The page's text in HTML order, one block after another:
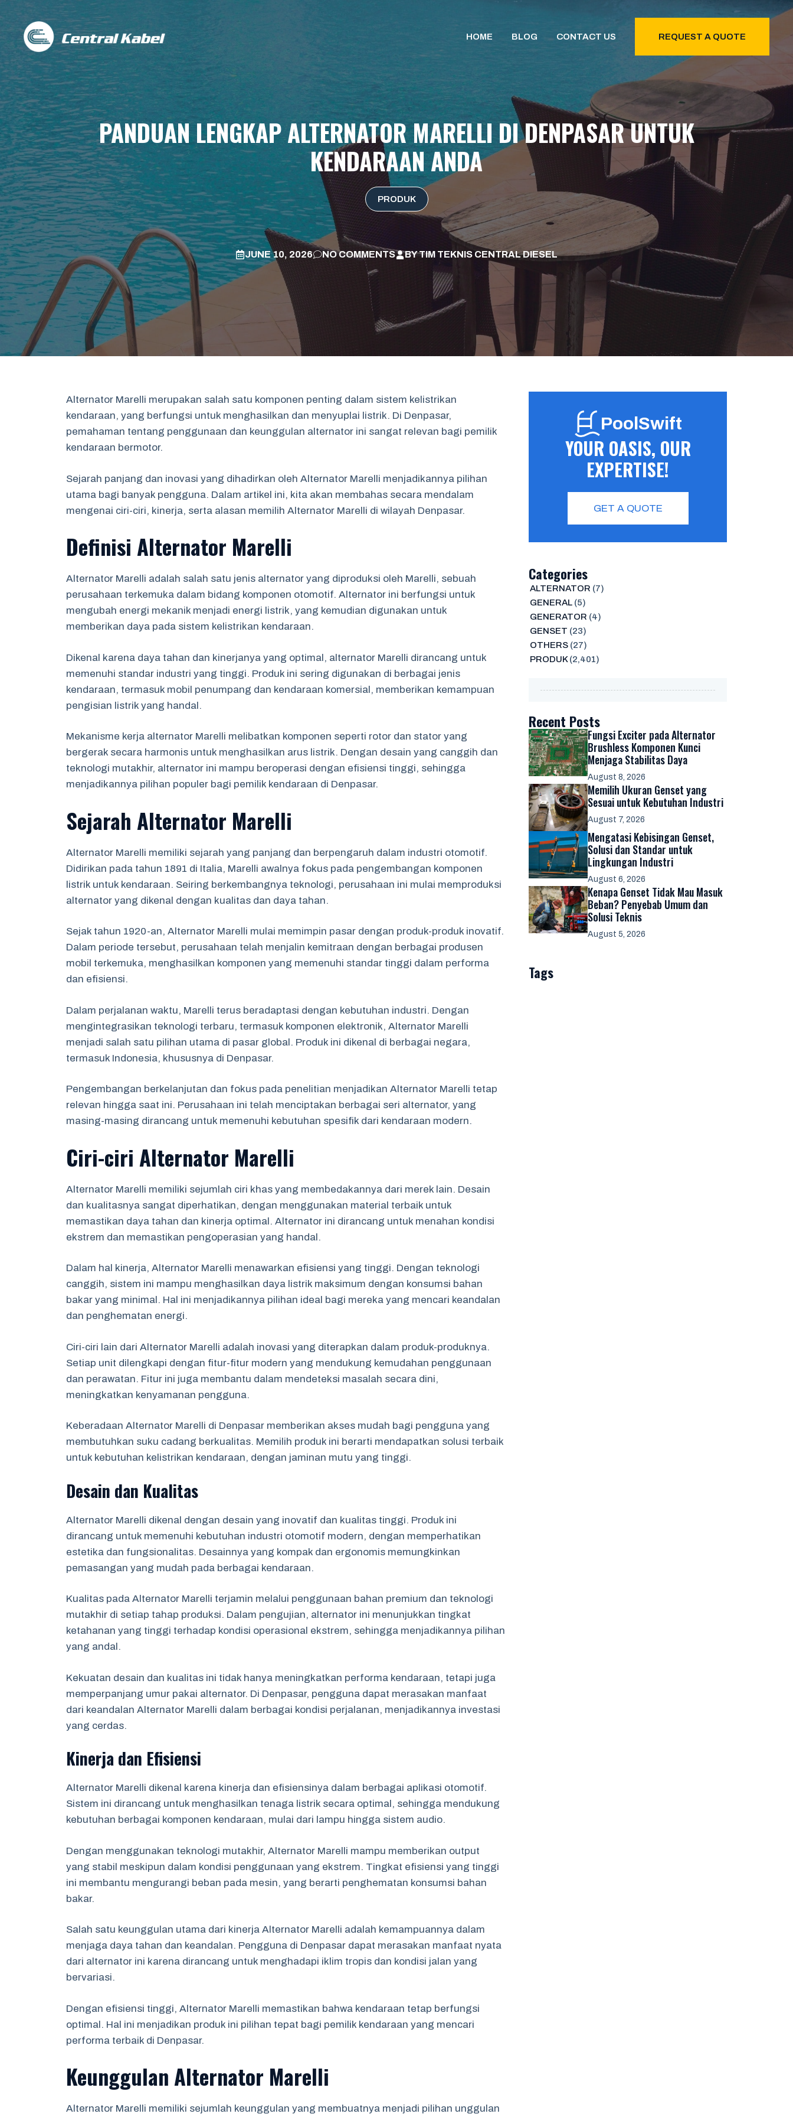
to
content
HOME BLOG CONTACT US REQUEST A QUOTE
PANDUAN LENGKAP ALTERNATOR MARELLI DI DENPASAR UNTUK
KENDARAAN ANDA
PRODUK
JUNE 10, 2026 NO COMMENTS BYTIM TEKNIS CENTRAL DIESEL
Alternator Marelli merupakan salah satu komponen penting dalam sistem kelistrikan
kendaraan, yang berfungsi untuk menghasilkan dan menyuplai listrik. Di Denpasar,
pemahaman tentang penggunaan dan keunggulan alternator ini sangat relevan bagi pemilik
kendaraan bermotor.
Sejarah panjang dan inovasi yang dihadirkan oleh Alternator Marelli menjadikannya pilihan
utama bagi banyak pengguna. Dalam artikel ini, kita akan membahas secara mendalam
mengenai ciri-ciri, kinerja, serta alasan memilih Alternator Marelli di wilayah Denpasar.
Definisi Alternator Marelli
Alternator Marelli adalah salah satu jenis alternator yang diproduksi oleh Marelli, sebuah
perusahaan terkemuka dalam bidang komponen otomotif. Alternator ini berfungsi untuk
mengubah energi mekanik menjadi energi listrik, yang kemudian digunakan untuk
memberikan daya pada sistem kelistrikan kendaraan.
Dikenal karena daya tahan dan kinerjanya yang optimal, alternator Marelli dirancang untuk
memenuhi standar industri yang tinggi. Produk ini sering digunakan di berbagai jenis
kendaraan, termasuk mobil penumpang dan kendaraan komersial, memberikan kemampuan
pengisian listrik yang handal.
Mekanisme kerja alternator Marelli melibatkan komponen seperti rotor dan stator yang
bergerak secara harmonis untuk menghasilkan arus listrik. Dengan desain yang canggih dan
teknologi mutakhir, alternator ini mampu beroperasi dengan efisiensi tinggi, sehingga
menjadikannya pilihan populer bagi pemilik kendaraan di Denpasar.
Sejarah Alternator Marelli
Alternator Marelli memiliki sejarah yang panjang dan berpengaruh dalam industri otomotif.
Didirikan pada tahun 1891 di Italia, Marelli awalnya fokus pada pengembangan komponen
listrik untuk kendaraan. Seiring berkembangnya teknologi, perusahaan ini mulai memproduksi
alternator yang dikenal dengan kualitas dan daya tahan.
Sejak tahun 1920-an, Alternator Marelli mulai memimpin pasar dengan produk-produk inovatif.
Dalam periode tersebut, perusahaan telah menjalin kemitraan dengan berbagai produsen
mobil terkemuka, menghasilkan komponen yang memenuhi standar tinggi dalam performa
dan efisiensi.
Dalam perjalanan waktu, Marelli terus beradaptasi dengan kebutuhan industri. Dengan
mengintegrasikan teknologi terbaru, termasuk komponen elektronik, Alternator Marelli
menjadi salah satu pilihan utama di pasar global. Produk ini dikenal di berbagai negara,
termasuk Indonesia, khususnya di Denpasar.
Pengembangan berkelanjutan dan fokus pada penelitian menjadikan Alternator Marelli tetap
relevan hingga saat ini. Perusahaan ini telah menciptakan berbagai seri alternator, yang
masing-masing dirancang untuk memenuhi kebutuhan spesifik dari kendaraan modern.
Ciri-ciri Alternator Marelli
Alternator Marelli memiliki sejumlah ciri khas yang membedakannya dari merek lain. Desain
dan kualitasnya sangat diperhatikan, dengan menggunakan material terbaik untuk
memastikan daya tahan dan kinerja optimal. Alternator ini dirancang untuk menahan kondisi
ekstrem dan memastikan pengoperasian yang handal.
Dalam hal kinerja, Alternator Marelli menawarkan efisiensi yang tinggi. Dengan teknologi
canggih, sistem ini mampu menghasilkan daya listrik maksimum dengan konsumsi bahan
bakar yang minimal. Hal ini menjadikannya pilihan ideal bagi mereka yang mencari keandalan
dan penghematan energi.
Ciri-ciri lain dari Alternator Marelli adalah inovasi yang diterapkan dalam produk-produknya.
Setiap unit dilengkapi dengan fitur-fitur modern yang mendukung kemudahan penggunaan
dan perawatan. Fitur ini juga membantu dalam mendeteksi masalah secara dini,
meningkatkan kenyamanan pengguna.
Keberadaan Alternator Marelli di Denpasar memberikan akses mudah bagi pengguna yang
membutuhkan suku cadang berkualitas. Memilih produk ini berarti mendapatkan solusi terbaik
untuk kebutuhan kelistrikan kendaraan, dengan jaminan mutu yang tinggi.
Desain dan Kualitas
Alternator Marelli dikenal dengan desain yang inovatif dan kualitas tinggi. Produk ini
dirancang untuk memenuhi kebutuhan industri otomotif modern, dengan memperhatikan
estetika dan fungsionalitas. Desainnya yang kompak dan ergonomis memungkinkan
pemasangan yang mudah pada berbagai kendaraan.
Kualitas pada Alternator Marelli terjamin melalui penggunaan bahan premium dan teknologi
mutakhir di setiap tahap produksi. Dalam pengujian, alternator ini menunjukkan tingkat
ketahanan yang tinggi terhadap kondisi operasional ekstrem, sehingga menjadikannya pilihan
yang andal.
Kekuatan desain dan kualitas ini tidak hanya meningkatkan performa kendaraan, tetapi juga
memperpanjang umur pakai alternator. Di Denpasar, pengguna dapat merasakan manfaat
dari keandalan Alternator Marelli dalam berbagai kondisi perjalanan, menjadikannya investasi
yang cerdas.
Kinerja dan Efisiensi
Alternator Marelli dikenal karena kinerja dan efisiensinya dalam berbagai aplikasi otomotif.
Sistem ini dirancang untuk menghasilkan tenaga listrik secara optimal, sehingga mendukung
kebutuhan berbagai komponen kendaraan, mulai dari lampu hingga sistem audio.
Dengan menggunakan teknologi mutakhir, Alternator Marelli mampu memberikan output
yang stabil meskipun dalam kondisi penggunaan yang ekstrem. Tingkat efisiensi yang tinggi
ini membantu mengurangi beban pada mesin, yang berarti penghematan konsumsi bahan
bakar.
Salah satu keunggulan utama dari kinerja Alternator Marelli adalah kemampuannya dalam
menjaga daya tahan dan keandalan. Pengguna di Denpasar dapat merasakan manfaat nyata
dari alternator ini karena dirancang untuk menghadapi iklim tropis dan kondisi jalan yang
bervariasi.
Dengan efisiensi tinggi, Alternator Marelli memastikan bahwa kendaraan tetap berfungsi
optimal. Hal ini menjadikan produk ini pilihan tepat bagi pemilik kendaraan yang mencari
performa terbaik di Denpasar.
Keunggulan Alternator Marelli
Alternator Marelli memiliki sejumlah keunggulan yang membuatnya menjadi pilihan unggulan
PoolSwift
YOUR OASIS, OUR
EXPERTISE!
GET A QUOTE
Categories
ALTERNATOR (7)
GENERAL(5)
GENERATOR (4)
GENSET (23)
OTHERS(27)
PRODUK(2,401)
Recent Posts
Fungsi Exciter pada Alternator
Brushless Komponen Kunci
Menjaga Stabilitas Daya
August 8, 2026
Memilih Ukuran Genset yang
Sesuai untuk Kebutuhan Industri
August 7, 2026
Mengatasi Kebisingan Genset,
Solusi dan Standar untuk
Lingkungan Industri
August 6, 2026
Kenapa Genset Tidak Mau Masuk
Beban? Penyebab Umum dan
Solusi Teknis
August 5, 2026
Tags